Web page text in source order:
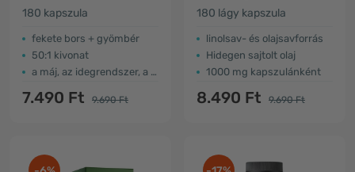
180 kapszula
fekete bors + gyömbér
50:1 kivonat
a máj, az idegrendszer, a légzőrendszer támogatása …
7.490 Ft 9.690 Ft
180 lágy kapszula
linolsav- és olajsavforrás
Hidegen sajtolt olaj
1000 mg kapszulánként
8.490 Ft 9.690 Ft